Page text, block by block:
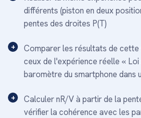
différents (piston en deux
pentes des droites P(T)
Comparer les résultats de cette
ceux de l'expérience réelle «
baromètre du smartphone dans
Calculer nR/V à partir de la
vérifier la cohérence avec les